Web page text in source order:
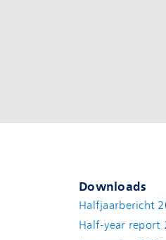
Downloads
Halfjaarbericht
Half-year report